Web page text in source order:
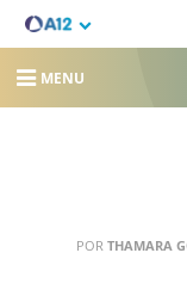
MENU
POR THAMARA